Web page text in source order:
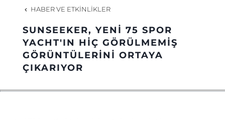
EKIP
MİRAS
HABER VE ETKINLIKLER
SUNSEEKER, YENİ 75 SPOR
YACHT'IN HİÇ GÖRÜLMEMİŞ
GÖRÜNTÜLERİNİ ORTAYA
ÇIKARIYOR